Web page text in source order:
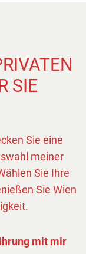
SIE
Sie eine
meiner
Sie Ihre
Sie Wien
mit mir